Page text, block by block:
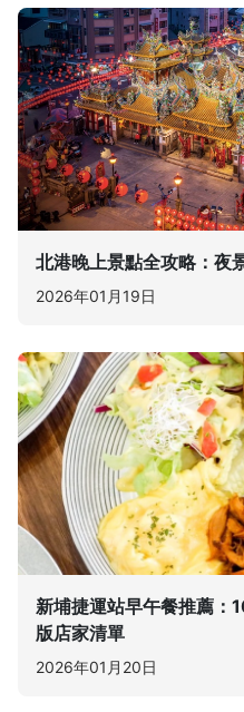
北港晚上景點全攻略：夜
2026年01月19日
新埔捷運站早午餐推薦：
版店家清單
2026年01月20日